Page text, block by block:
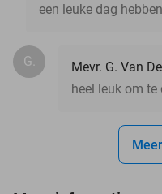
een leuke dag
G.
Mevr. G. Van
heel leuk om te